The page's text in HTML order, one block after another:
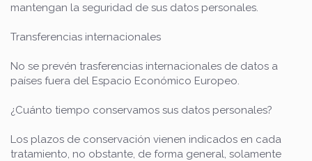
mantengan la seguridad de sus datos personales.
Transferencias internacionales
No se prevén trasferencias internacionales de datos a
países fuera del Espacio Económico Europeo.
¿Cuánto tiempo conservamos sus datos personales?
Los plazos de conservación vienen indicados en cada
tratamiento, no obstante, de forma general, solamente